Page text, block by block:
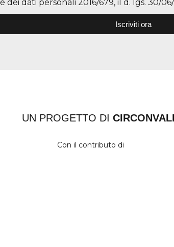
dei dati personali 2016/679, il d. lgs. 30/
Iscriviti ora
UN PROGETTO DI
Con il contributo di